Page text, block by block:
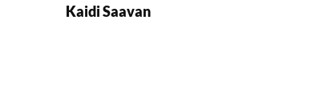
Kaidi Saavan